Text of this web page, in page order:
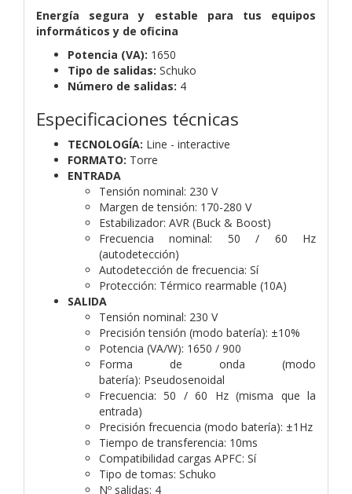
Energía segura y estable para tus equipos
informáticos y de oficina
Potencia (VA): 1650
Tipo de salidas: Schuko
Número de salidas: 4
Especificaciones técnicas
TECNOLOGÍA: Line - interactive
FORMATO: Torre
ENTRADA
Tensión nominal: 230 V
Margen de tensión: 170-280 V
Estabilizador: AVR (Buck & Boost)
Frecuencia nominal: 50 / 60 Hz
(autodetección)
Autodetección de frecuencia: Sí
Protección: Térmico rearmable (10A)
SALIDA
Tensión nominal: 230 V
Precisión tensión (modo batería): ±10%
Potencia (VA/W): 1650 / 900
Forma de onda (modo
batería): Pseudosenoidal
Frecuencia:50 / 60 Hz (misma que la
entrada)
Precisión frecuencia (modo batería): ±1Hz
Tiempo de transferencia: 10ms
Compatibilidad cargas APFC: Sí
Tipo de tomas: Schuko
Nº salidas: 4